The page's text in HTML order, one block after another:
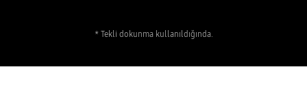
* Tekli dokunma kullanıldığında.